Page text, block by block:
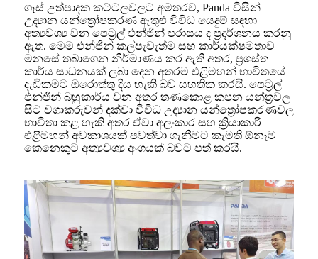
ගෑස් උත්පාදක කට්ටලවලට අමතරව, Panda විසින්
උද්‍යාන යන්ත්‍රෝපකරණ ඇතුළු විවිධ යෙදුම් සඳහා
අත්‍යවශ්‍ය වන පෙට්‍රල් එන්ජින් පරාසය ද ප්‍රදර්ශනය කරනු
ඇත. මෙම එන්ජින් කල්පැවැත්ම සහ කාර්යක්ෂමතාව
මනසේ තබාගෙන නිර්මාණය කර ඇති අතර, ප්‍රශස්ත
කාර්ය සාධනයක් ලබා දෙන අතරම එළිමහන් භාවිතයේ
දැඩිකමට ඔරොත්තු දිය හැකි බව සහතික කරයි. පෙට්‍රල්
එන්ජින් බහුකාර්ය වන අතර තණකොළ කපන යන්ත්‍රවල
සිට වගාකරුවන් දක්වා විවිධ උද්‍යාන යන්ත්‍රෝපකරණවල
භාවිතා කළ හැකි අතර ඒවා අලංකාර සහ ක්‍රියාකාරී
එළිමහන් අවකාශයක් පවත්වා ගැනීමට කැමති ඕනෑම
කෙනෙකුට අත්‍යවශ්‍ය අංගයක් බවට පත් කරයි.